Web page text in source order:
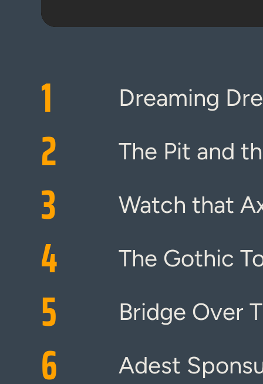
1 Dreaming
2 The Pit and
3 Watch that
4 The Gothic
5 Bridge Over
6 Adest